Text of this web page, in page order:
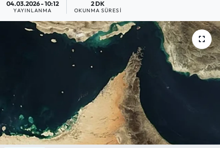
04.03.2026 - 10:12
YAYINLANMA
2 DK
OKUNMA SÜRESI
Asya-Pasifik
Yazarlar